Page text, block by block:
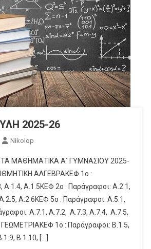
Μαθηματική Εταιρεία
Great Art Explained
ΥΛΗ 2025-26
2025-26
Nikolop
ΜΑΘΗΜΑΤΙΚΑ Α΄ ΓΥΜΝΑΣΙΟΥ 2025-
ΑΛΓΕΒΡΑΚΕΦ 1ο :
Α.1.4, Α.1.5ΚΕΦ 2ο : Παράγραφοι: Α.2.1,
Α.2.6ΚΕΦ 5ο : Παράγραφοι: Α.5.1,
Α.7.1, Α.7.2, Α.7.3, Α.7.4, Α.7.5,
1ο : Παράγραφοι: Β.1.5,
Β.1.10, […]